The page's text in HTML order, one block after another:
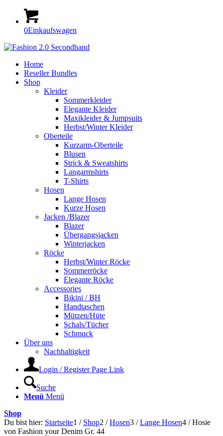
0Einkaufswagen
Home
Reseller Bundles
Shop
Kleider
Sommerkleider
Elegante Kleider
Maxikleider & Jumpsuits
Herbst/Winter Kleider
Oberteile
Kurzarm-Oberteile
Blusen
Strick & Sweatshirts
Langarmshirts
T-Shirts
Hosen
Lange Hosen
Kurze Hosen
Jacken /Blazer
Blazer
Übergangsjacken
Winterjacken
Röcke
Herbst/Winter Röcke
Sommerröcke
Elegante Röcke
Accessories
Bikini / BH
Handtaschen
Mützen/Hüte
Schals/Tücher
Schmuck
Über uns
Nachhaltigkeit
Login / Register Page Link
Suche
Menü Menü
Shop
Du bist hier: Startseite1 / Shop2 / Hosen3 / Lange Hosen4 / Hosie
von Fashion your Denim Gr. 44